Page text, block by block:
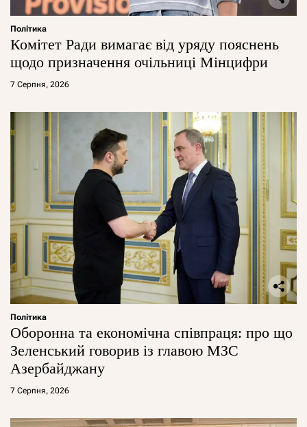
Політика
Комітет Ради вимагає від уряду пояснень
щодо призначення очільниці Мінцифри
7 Серпня, 2026
Політика
Оборонна та економічна співпраця: про що
Зеленський говорив із главою МЗС
Азербайджану
7 Серпня, 2026